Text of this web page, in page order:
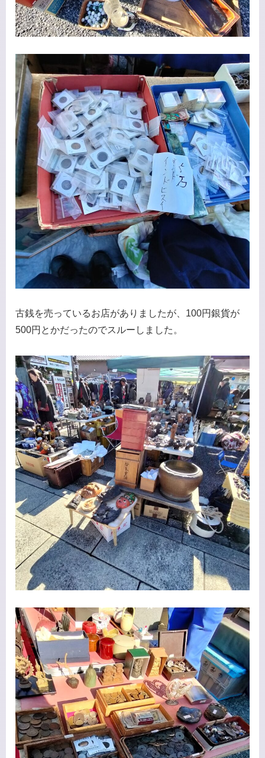
古銭を売っているお店がありましたが、100円銀貨が
500円とかだったのでスルーしました。